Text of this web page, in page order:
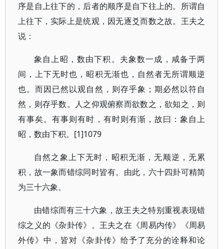
序是自上往下的，后者的顺序是自下往上的。所谓自
上往下，实际上是统观，因无逐爻而数之故。王夫之
说：
象自上昭，数由下积。夫象数一成，咸备于两
间，上下无时也，昭积无渐也，自然者无所谓顺逆
也。而因已然以观自然，则存乎象；期必然以符自
然，则存乎数。人之仰观俯察而欲数之，欲知之，则
有事矣。有事则有时，有时则有渐，故曰：象自上
昭，数由下积。[1]1079
自然之象上下无时，昭积无渐，无顺逆，无累
积，故一象而错综同时皆有。由此，六十四卦可精简
为三十六象。
由错综而有三十六象，故王夫之特别重视表现错
综之义的《杂卦传》。王夫之在《周易内传》《周易
外传》中，皆对《杂卦传》给予了充分的诠释和论